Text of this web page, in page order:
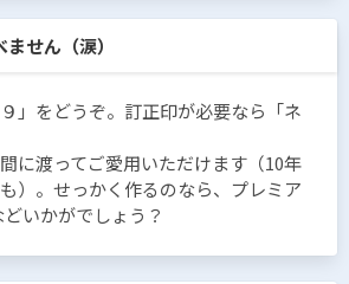
せん（涙）
」をどうぞ。訂正印が必要なら「ネ
に渡ってご愛用いただけます（10年
）。せっかく作るのなら、プレミア
いかがでしょう？